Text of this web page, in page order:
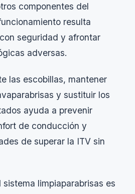
componentes del
resulta
seguridad y afrontar
adversas.
las escobillas, mantener
y sustituir los
ayuda a prevenir
de conducción y
de superar la ITV sin
limpiaparabrisas es